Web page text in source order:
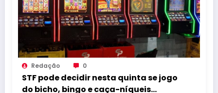
Redação 0
STF pode decidir nesta quinta se jogo
do bicho, bingo e caça-níqueis